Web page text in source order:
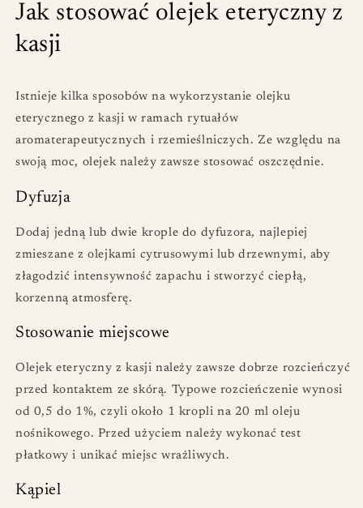
Jak stosować olejek eteryczny z
kasji
Istnieje kilka sposobów na wykorzystanie olejku
eterycznego z kasji w ramach rytuałów
aromaterapeutycznych i rzemieślniczych. Ze względu na
swoją moc, olejek należy zawsze stosować oszczędnie.
Dyfuzja
Dodaj jedną lub dwie krople do dyfuzora, najlepiej
zmieszane z olejkami cytrusowymi lub drzewnymi, aby
złagodzić intensywność zapachu i stworzyć ciepłą,
korzenną atmosferę.
Stosowanie miejscowe
Olejek eteryczny z kasji należy zawsze dobrze rozcieńczyć
przed kontaktem ze skórą. Typowe rozcieńczenie wynosi
od 0,5 do 1%, czyli około 1 kropli na 20 ml oleju
nośnikowego. Przed użyciem należy wykonać test
płatkowy i unikać miejsc wrażliwych.
Kąpiel